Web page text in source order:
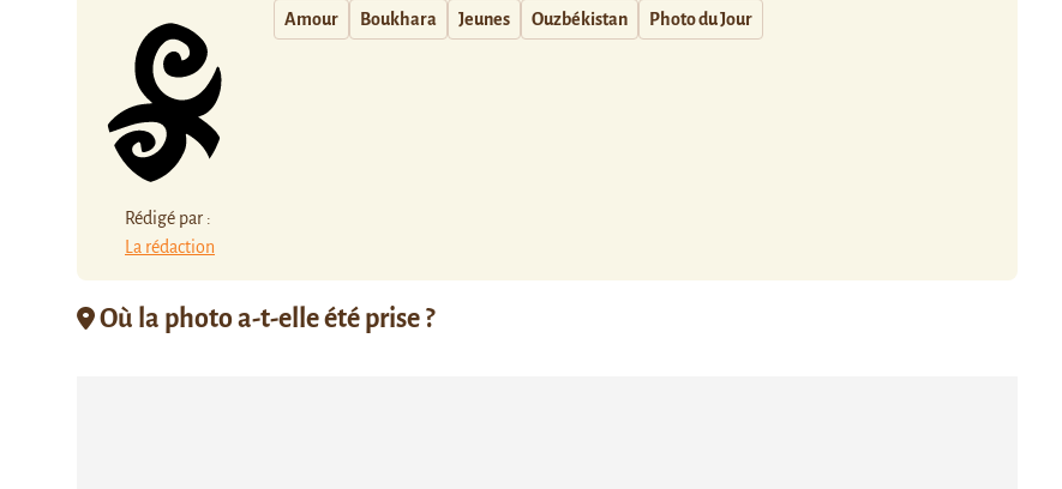
Rédigé par :
La rédaction
Amour Boukhara Jeunes Ouzbékistan Photo du Jour
Où la photo a-t-elle été prise ?